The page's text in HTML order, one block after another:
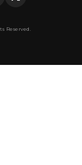
Reserved.